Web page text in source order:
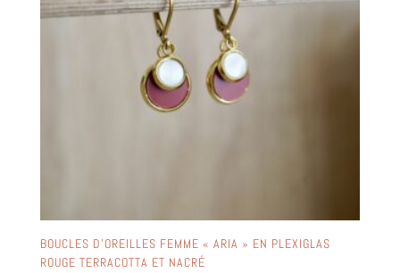
BOUCLES D’OREILLES FEMME « ARIA » EN PLEXIGLAS
ROUGE TERRACOTTA ET NACRÉ